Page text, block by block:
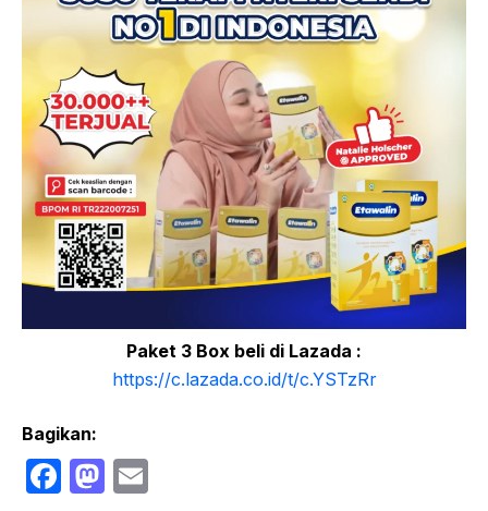
Paket 3 Box beli di Lazada :
https://c.lazada.co.id/t/c.YSTzRr
Bagikan:
F
M